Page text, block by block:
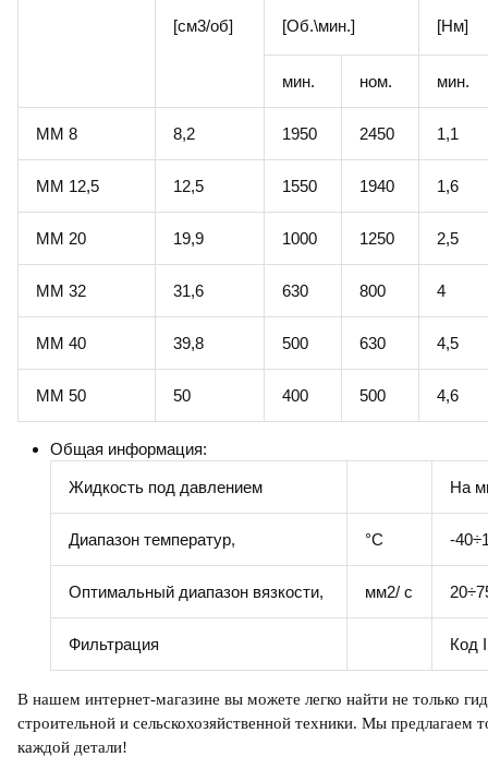
[см3/об] [Об.\мин.] [Нм]
мин. ном. мин.
ММ 8 8,2 1950 2450 1,1
ММ 12,5 12,5 1550 1940 1,6
ММ 20 19,9 1000 1250 2,5
ММ 32 31,6 630 800 4
ММ 40 39,8 500 630 4,5
ММ 50 50 400 500 4,6
Общая информация:
Жидкость под давлением На
Диапазон температур, °C -
Оптимальный диапазон вязкости, мм2/ с
Фильтрация Код
В нашем интернет-магазине вы можете легко найти не только г
строительной и сельскохозяйственной техники. Мы
каждой детали!